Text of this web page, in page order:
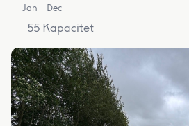
Jan – Dec
55 Kapacitet